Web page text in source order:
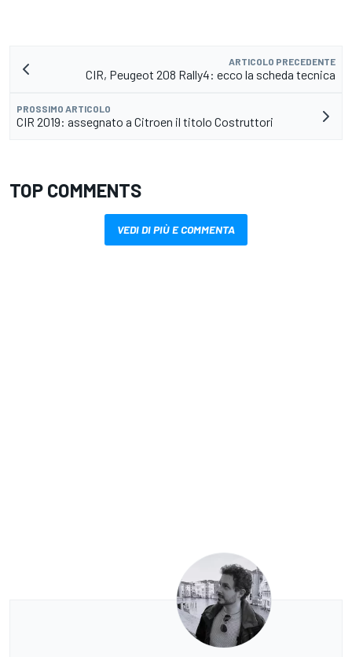
ARTICOLO PRECEDENTE
CIR, Peugeot 208 Rally4: ecco la scheda tecnica
PROSSIMO ARTICOLO
CIR 2019: assegnato a Citroen il titolo Costruttori
TOP COMMENTS
VEDI DI PIÙ E COMMENTA